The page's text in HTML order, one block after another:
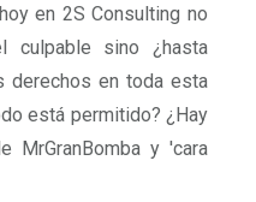
en 2S Consulting no
culpable sino ¿hasta
derechos en toda esta
está permitido? ¿Hay
y 'cara